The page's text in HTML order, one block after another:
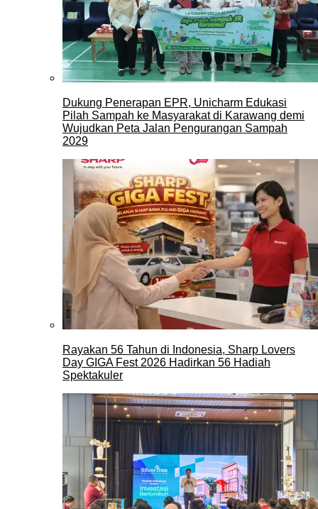
Dukung Penerapan EPR, Unicharm Edukasi
Pilah Sampah ke Masyarakat di Karawang demi
Wujudkan Peta Jalan Pengurangan Sampah
2029
Rayakan 56 Tahun di Indonesia, Sharp Lovers
Day GIGA Fest 2026 Hadirkan 56 Hadiah
Spektakuler